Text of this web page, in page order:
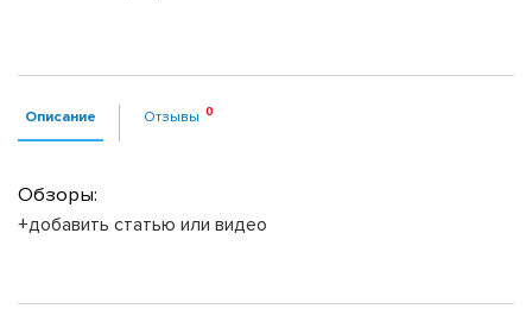
Описание Отзывы
Обзоры:
+добавить статью или видео